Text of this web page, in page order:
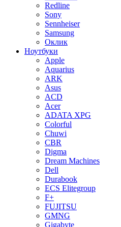
Redline
Sony
Sennheiser
Samsung
Оклик
Ноутбуки
Apple
Aquarius
ARK
Asus
ACD
Acer
ADATA XPG
Colorful
Chuwi
CBR
Digma
Dream Machines
Dell
Durabook
ECS Elitegroup
F+
FUJITSU
GMNG
Gigabyte